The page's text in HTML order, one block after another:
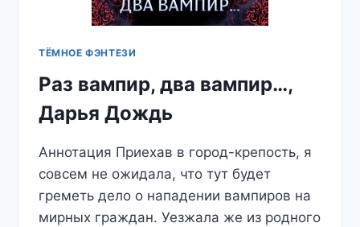
ТЁМНОЕ ФЭНТЕЗИ
Раз вампир, два вампир…,
Дарья Дождь
Аннотация Приехав в город-крепость, я
совсем не ожидала, что тут будет
греметь дело о нападении вампиров на
мирных граждан. Уезжала же из родного